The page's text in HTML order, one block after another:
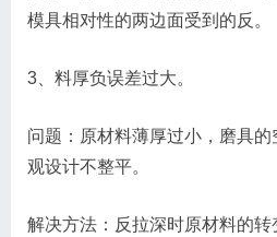
模具相对性的两边面受到的反。
3、料厚负误差过大。
问题：原材料薄厚过小，磨具
观设计不整平。
解决方法：反拉深时原材料的